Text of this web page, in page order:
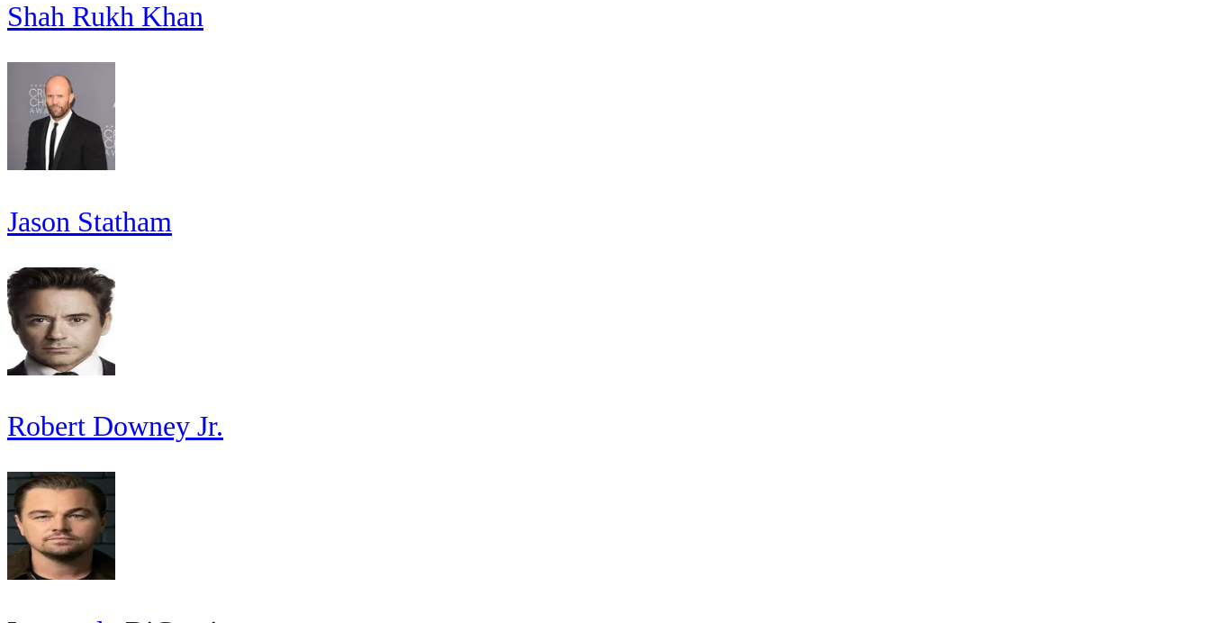
Shah Rukh Khan
Jason Statham
Robert Downey Jr.